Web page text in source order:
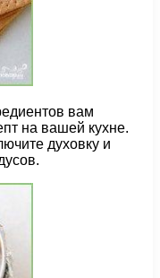
вам
на вашей кухне.
духовку и